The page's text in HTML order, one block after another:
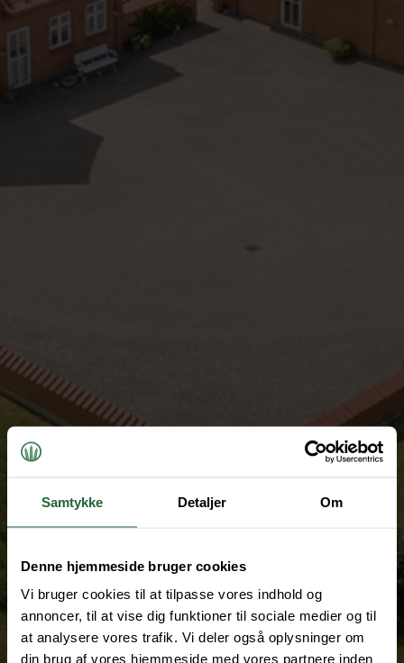
Samtykke Detaljer Om
Denne hjemmeside bruger cookies
Vi bruger cookies til at tilpasse vores indhold og
annoncer, til at vise dig funktioner til sociale medier og til
at analysere vores trafik. Vi deler også oplysninger om
din brug af vores hjemmeside med vores partnere inden